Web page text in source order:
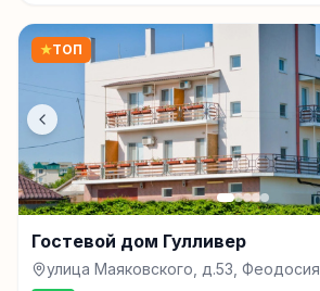
★ТОП
Гостевой дом Гулливер
улица Маяковского, д.53, Феодосия